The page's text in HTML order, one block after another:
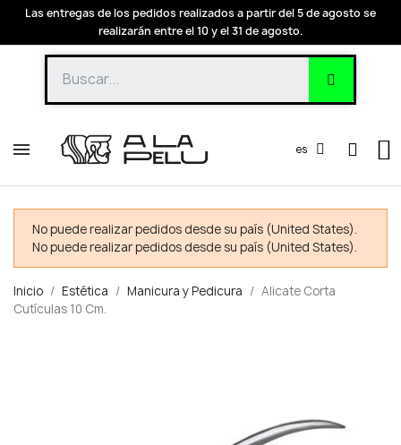
Las entregas de los pedidos realizados a partir del 5 de agosto se
realizarán entre el 10 y el 31 de agosto.
es
No puede realizar pedidos desde su país (United States).
No puede realizar pedidos desde su país (United States).
Inicio Estética Manicura y Pedicura
Alicate Corta
Cutículas 10 Cm.